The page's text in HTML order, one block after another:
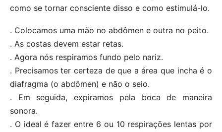
como se tornar consciente disso e como estimulá-lo.
. Colocamos uma mão no abdômen e outra no peito.
. As costas devem estar retas.
. Agora nós respiramos fundo pelo nariz.
. Precisamos ter certeza de que a área que incha é o
diafragma (o abdômen) e não o seio.
. Em seguida, expiramos pela boca de maneira
sonora.
. O ideal é fazer entre 6 ou 10 respirações lentas por